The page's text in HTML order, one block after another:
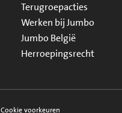
Terugroepacties
Werken bij Jumbo
Jumbo België
Herroepingsrecht
Cookie voorkeuren